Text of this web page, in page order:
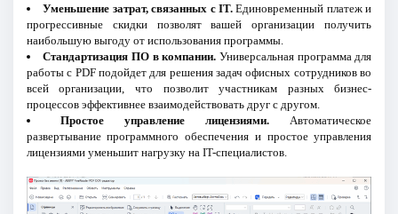
Уменьшение затрат, связанных с IT.Единовременный платеж и
прогрессивные скидки позволят вашей организации получить
наибольшую выгоду от использования программы.
Стандартизация ПО в компании. Универсальная программа для
работы с PDF подойдет для решения задач офисных сотрудников во
всей организации, что позволит участникам разных бизнес-
процессов эффективнее взаимодействовать друг с другом.
Простое управление лицензиями. Автоматическое
развертывание программного обеспечения и простое управления
лицензиями уменьшит нагрузку на IT-специалистов.